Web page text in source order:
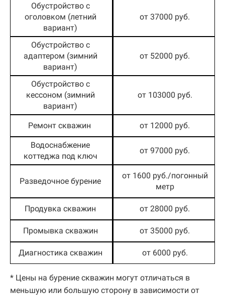
Обустройство с
оголовком (летний
вариант)
от 37000 руб.
Обустройство с
адаптером (зимний
вариант)
от 52000 руб.
Обустройство с
кессоном (зимний
вариант)
от 103000 руб.
Ремонт скважин от 12000 руб.
Водоснабжение
коттеджа под ключ
от 97000 руб.
Разведочное бурение
от 1600 руб./погонный
метр
Продувка скважин от 28000 руб.
Промывка скважин от 35000 руб.
Диагностика скважин от 6000 руб.
* Цены на бурение скважин могут отличаться в
меньшую или большую сторону в зависимости от